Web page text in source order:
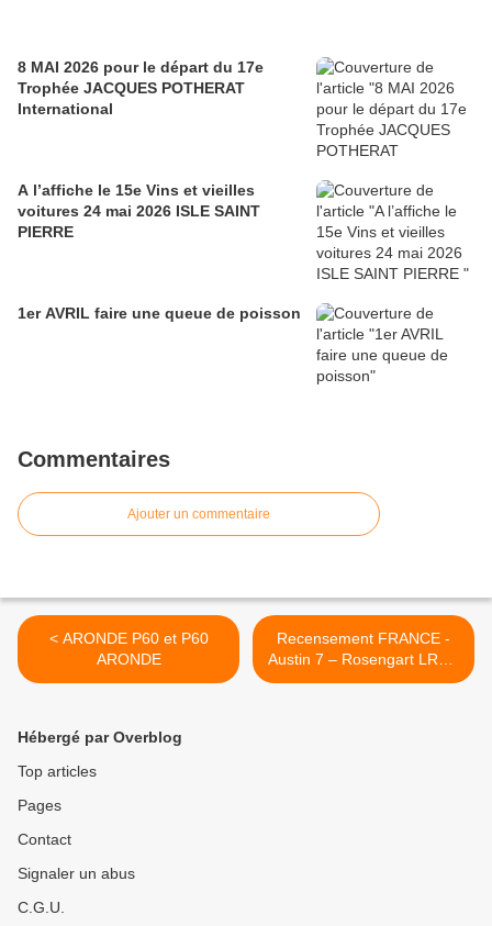
8 MAI 2026 pour le départ du 17e
Trophée JACQUES POTHERAT
International
A l’affiche le 15e Vins et vieilles
voitures 24 mai 2026 ISLE SAINT
PIERRE
1er AVRIL faire une queue de poisson
Commentaires
Ajouter un commentaire
< ARONDE P60 et P60
ARONDE
Recensement FRANCE -
Austin 7 – Rosengart LR2 –
BMW Dixi >
Hébergé par Overblog
Top articles
Pages
Contact
Signaler un abus
C.G.U.